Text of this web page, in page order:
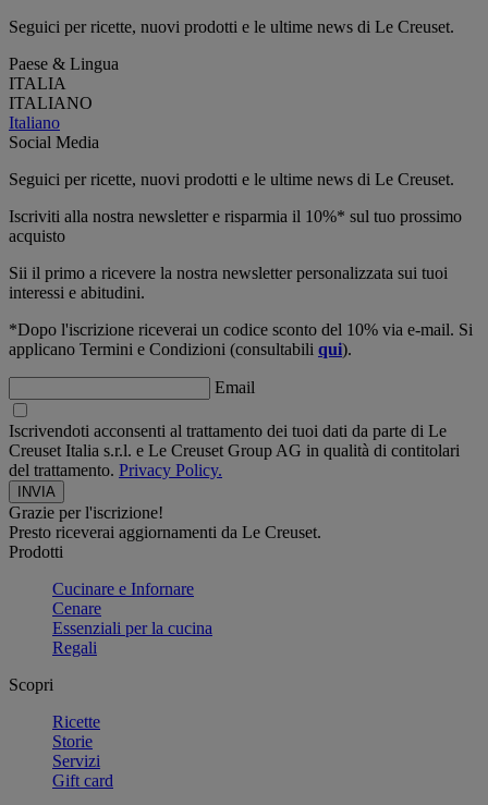
Seguici per ricette, nuovi prodotti e le ultime news di Le Creuset.
Paese & Lingua
ITALIA
ITALIANO
Italiano
Social Media
Seguici per ricette, nuovi prodotti e le ultime news di Le Creuset.
Iscriviti alla nostra newsletter e risparmia il 10%* sul tuo prossimo
acquisto
Sii il primo a ricevere la nostra newsletter personalizzata sui tuoi
interessi e abitudini.
*Dopo l'iscrizione riceverai un codice sconto del 10% via e-mail. Si
applicano Termini e Condizioni (consultabili qui).
Email
Iscrivendoti acconsenti al trattamento dei tuoi dati da parte di Le
Creuset Italia s.r.l. e Le Creuset Group AG in qualità di contitolari
del trattamento. Privacy Policy.
Grazie per l'iscrizione!
Presto riceverai aggiornamenti da Le Creuset.
Prodotti
Cucinare e Infornare
Cenare
Essenziali per la cucina
Regali
Scopri
Ricette
Storie
Servizi
Gift card